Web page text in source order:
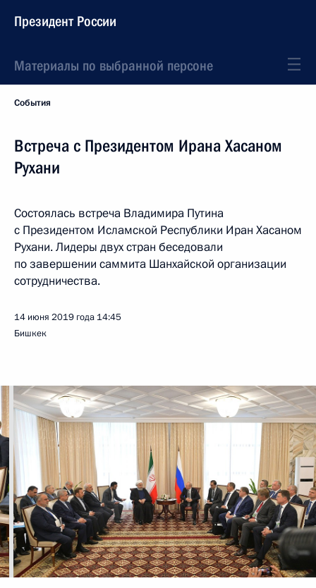
Президент России
Материалы по выбранной персоне
События
Встреча с Президентом Ирана Хасаном
Рухани
Состоялась встреча Владимира Путина
с Президентом Исламской Республики Иран Хасаном
Рухани. Лидеры двух стран беседовали
по завершении саммита Шанхайской организации
сотрудничества.
14 июня 2019 года 14:45
Бишкек